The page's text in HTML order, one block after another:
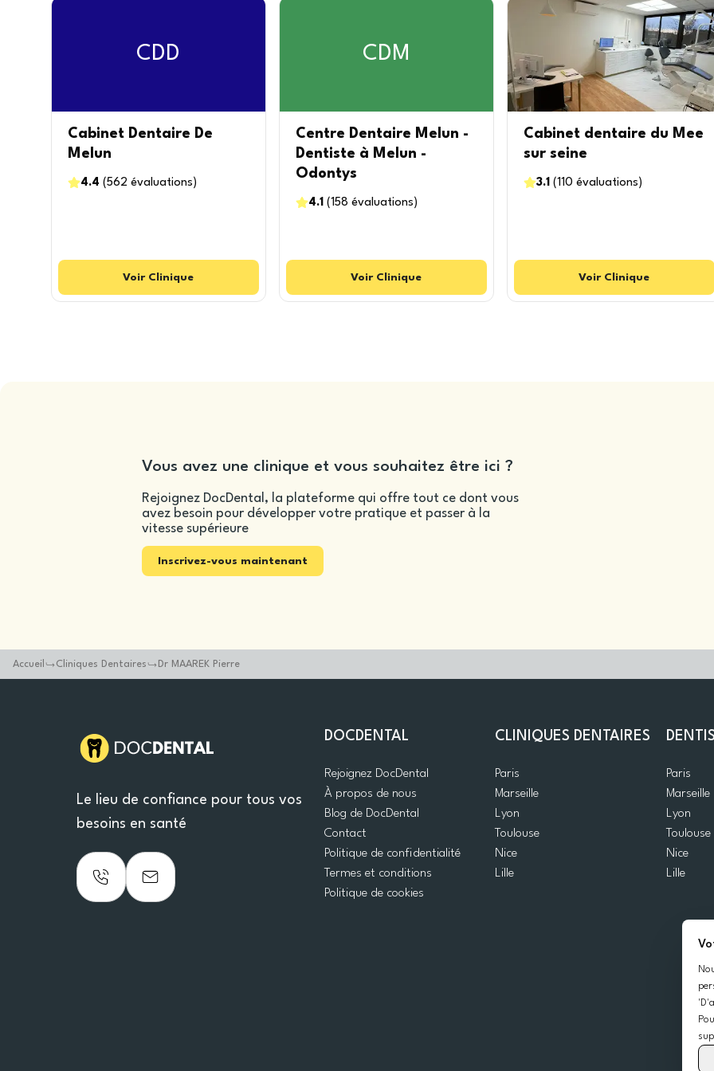
CDD
Cabinet Dentaire De
Melun
4.4 (562 évaluations )
Voir Clinique
CDM
Centre Dentaire Melun -
Dentiste à Melun -
Odontys
4.1(158 évaluations )
Voir Clinique
Cabinet dentaire du Mee
sur seine
3.1(110 évaluations )
Voir Clinique
Vous avez une clinique et vous souhaitez être ici ?
Rejoignez DocDental, la plateforme qui offre tout ce dont vous
avez besoin pour développer votre pratique et passer à la
vitesse supérieure
Inscrivez-vous maintenant
Accueil Cliniques Dentaires Dr MAAREK Pierre
Le lieu de confiance pour tous vos
besoins en santé
DOCDENTAL
Rejoignez DocDental
À propos de nous
Blog de DocDental
Contact
Politique de confidentialité
Termes et conditions
Politique de cookies
CLINIQUES DENTAIRES
Paris
Marseille
Lyon
Toulouse
Nice
Lille
Paris
Marseille
Lyon
Toulouse
Nice
Lille